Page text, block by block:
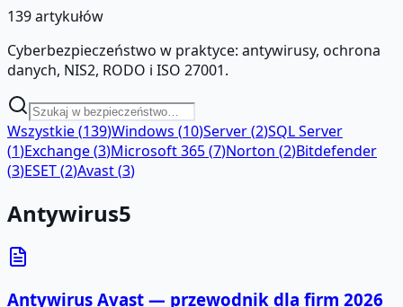
139artykułów
Cyberbezpieczeństwo w praktyce: antywirusy, ochrona
danych, NIS2, RODO i ISO 27001.
Wszystkie(139)Windows (10)Server(2)SQL Server
(1)Exchange(3)Microsoft 365(7)Norton (2)Bitdefender
(3)ESET(2)Avast(3)
Antywirus5
Antywirus Avast — przewodnik dla firm 2026